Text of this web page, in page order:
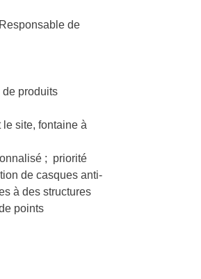
de
produits
site, fontaine à
; priorité
de casques anti-
à des structures
points